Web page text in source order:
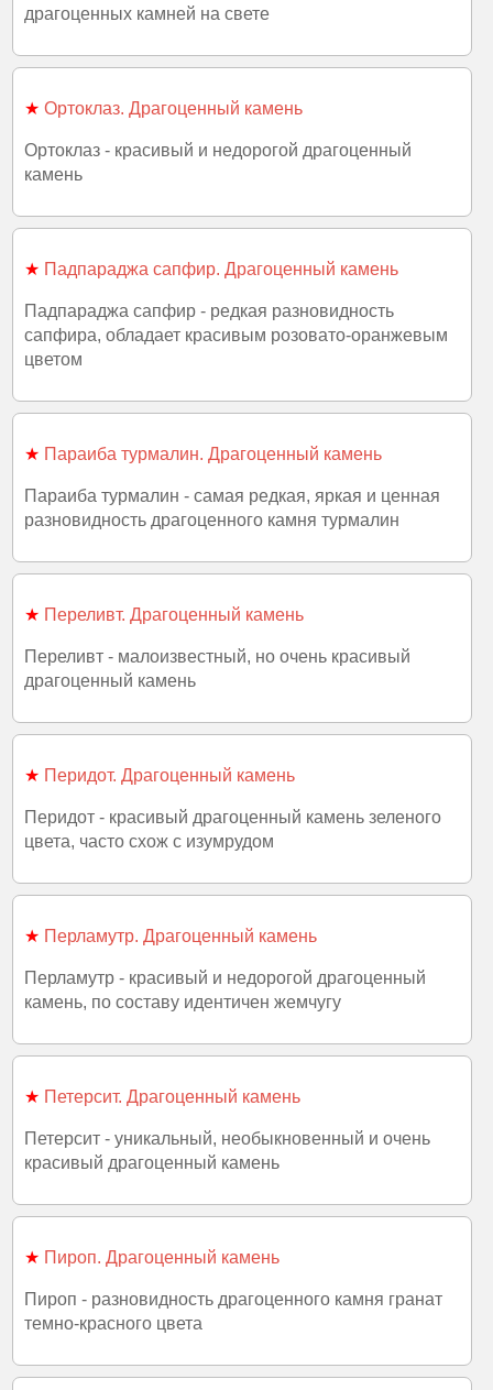
драгоценных камней на свете
★ Ортоклаз. Драгоценный камень
Ортоклаз - красивый и недорогой драгоценный
камень
★ Падпараджа сапфир. Драгоценный камень
Падпараджа сапфир - редкая разновидность
сапфира, обладает красивым розовато-оранжевым
цветом
★ Параиба турмалин. Драгоценный камень
Параиба турмалин - самая редкая, яркая и ценная
разновидность драгоценного камня турмалин
★ Переливт. Драгоценный камень
Переливт - малоизвестный, но очень красивый
драгоценный камень
★ Перидот. Драгоценный камень
Перидот - красивый драгоценный камень зеленого
цвета, часто схож с изумрудом
★ Перламутр. Драгоценный камень
Перламутр - красивый и недорогой драгоценный
камень, по составу идентичен жемчугу
★ Петерсит. Драгоценный камень
Петерсит - уникальный, необыкновенный и очень
красивый драгоценный камень
★ Пироп. Драгоценный камень
Пироп - разновидность драгоценного камня гранат
темно-красного цвета